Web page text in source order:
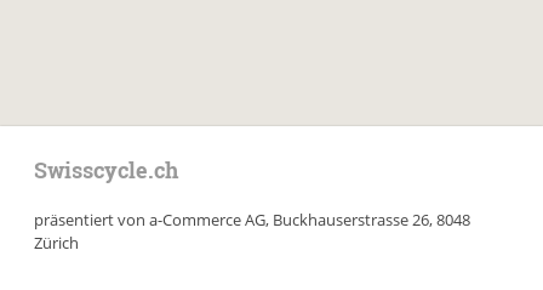
Swisscycle.ch
präsentiert von a-Commerce AG, Buckhauserstrasse 26, 8048
Zürich